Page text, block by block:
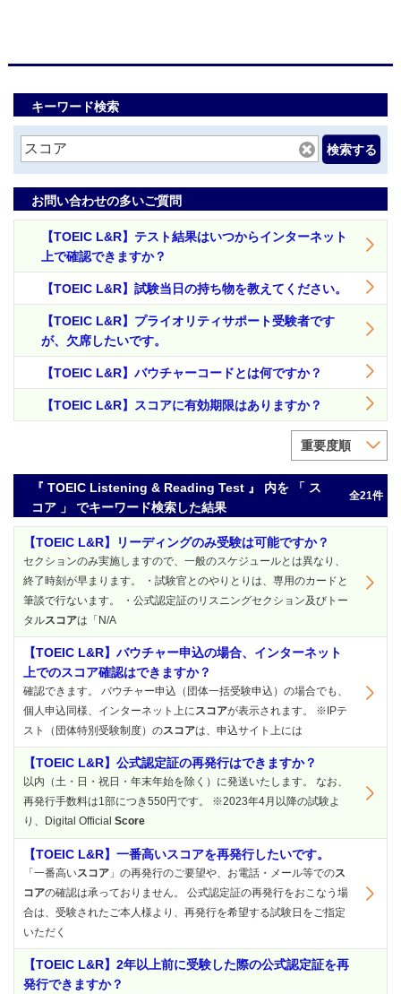
キーワード検索
検索する
お問い合わせの多いご質問
【TOEIC L&R】テスト結果はいつからインターネット
上で確認できますか？
【TOEIC L&R】試験当日の持ち物を教えてください。
【TOEIC L&R】プライオリティサポート受験者です
が、欠席したいです。
【TOEIC L&R】バウチャーコードとは何ですか？
【TOEIC L&R】スコアに有効期限はありますか？
重要度順
『 TOEIC Listening & Reading Test 』 内を 「 ス
コア 」 でキーワード検索した結果
全21件
【TOEIC L&R】リーディングのみ受験は可能ですか？
セクションのみ実施しますので、一般のスケジュールとは異なり、
終了時刻が早まります。 ・試験官とのやりとりは、専用のカードと
筆談で行ないます。 ・公式認定証のリスニングセクション及びトー
タルスコアは「N/A
【TOEIC L&R】バウチャー申込の場合、インターネット
上でのスコア確認はできますか？
確認できます。 バウチャー申込（団体一括受験申込）の場合でも、
個人申込同様、インターネット上にスコアが表示されます。 ※IPテ
スト（団体特別受験制度）のスコアは、申込サイト上には
【TOEIC L&R】公式認定証の再発行はできますか？
以内（土・日・祝日・年末年始を除く）に発送いたします。 なお、
再発行手数料は1部につき550円です。 ※2023年4月以降の試験よ
り、Digital Official Score
【TOEIC L&R】一番高いスコアを再発行したいです。
「一番高いスコア 」の再発行のご要望や、お電話・メール等でのス
コアの確認は承っておりません。 公式認定証の再発行をおこなう場
合は、受験されたご本人様より、再発行を希望する試験日をご指定
いただく
【TOEIC L&R】2年以上前に受験した際の公式認定証を再
発行できますか？